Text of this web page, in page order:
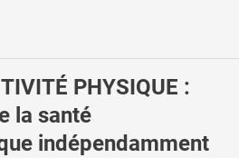
PHYSIQUE :
la santé
indépendamment